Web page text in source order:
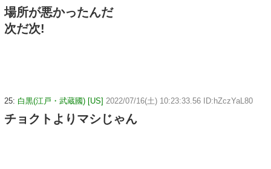
場所が悪かったんだ
次だ次!
25: 白黒(江戸・武蔵國) [US] 2022/07/16(土) 10:23:33.56 ID:hZczYaL80
チョクトよりマシじゃん